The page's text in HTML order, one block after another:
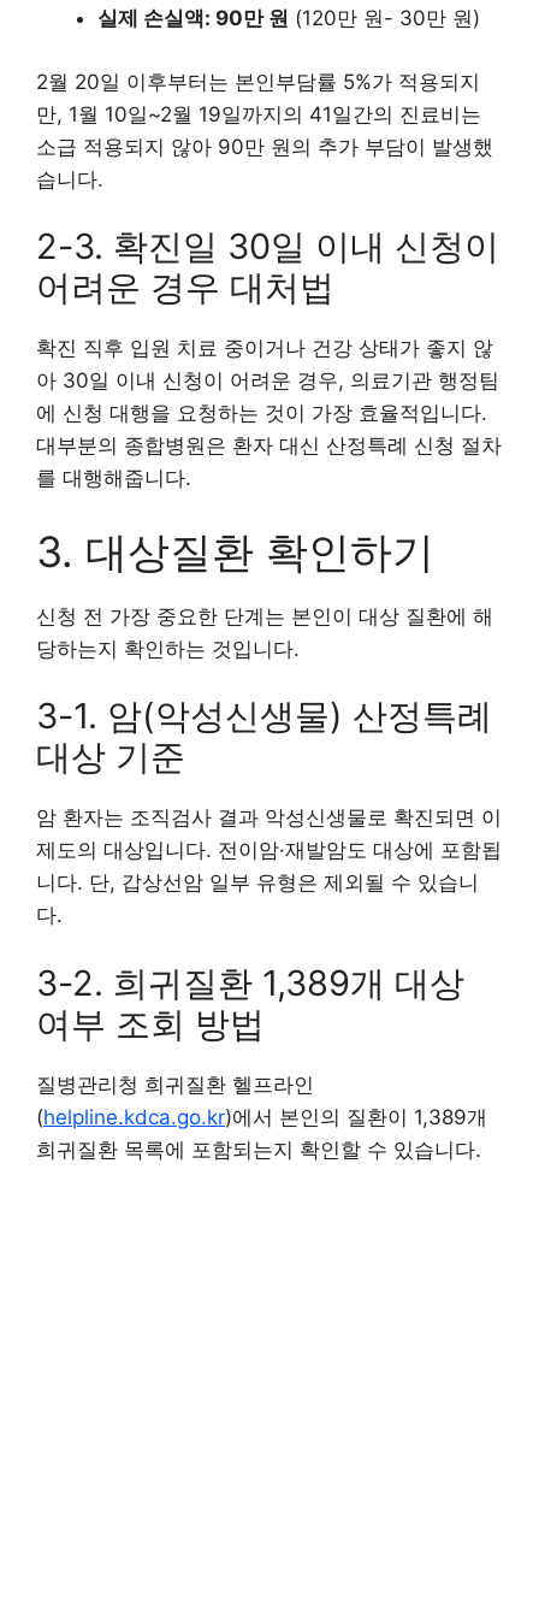
실제 손실액: 90만 원 (120만 원- 30만 원)
2월 20일 이후부터는 본인부담률 5%가 적용되지
만, 1월 10일~2월 19일까지의 41일간의 진료비는
소급 적용되지 않아 90만 원의 추가 부담이 발생했
습니다.
2-3. 확진일 30일 이내 신청이
어려운 경우 대처법
확진 직후 입원 치료 중이거나 건강 상태가 좋지 않
아 30일 이내 신청이 어려운 경우, 의료기관 행정팀
에 신청 대행을 요청하는 것이 가장 효율적입니다.
대부분의 종합병원은 환자 대신 산정특례 신청 절차
를 대행해줍니다.
3. 대상질환 확인하기
신청 전 가장 중요한 단계는 본인이 대상 질환에 해
당하는지 확인하는 것입니다.
3-1. 암(악성신생물) 산정특례
대상 기준
암 환자는 조직검사 결과 악성신생물로 확진되면 이
제도의 대상입니다. 전이암·재발암도 대상에 포함됩
니다. 단, 갑상선암 일부 유형은 제외될 수 있습니
다.
3-2. 희귀질환 1,389개 대상
여부 조회 방법
질병관리청 희귀질환 헬프라인
(helpline.kdca.go.kr)에서 본인의 질환이 1,389개
희귀질환 목록에 포함되는지 확인할 수 있습니다.